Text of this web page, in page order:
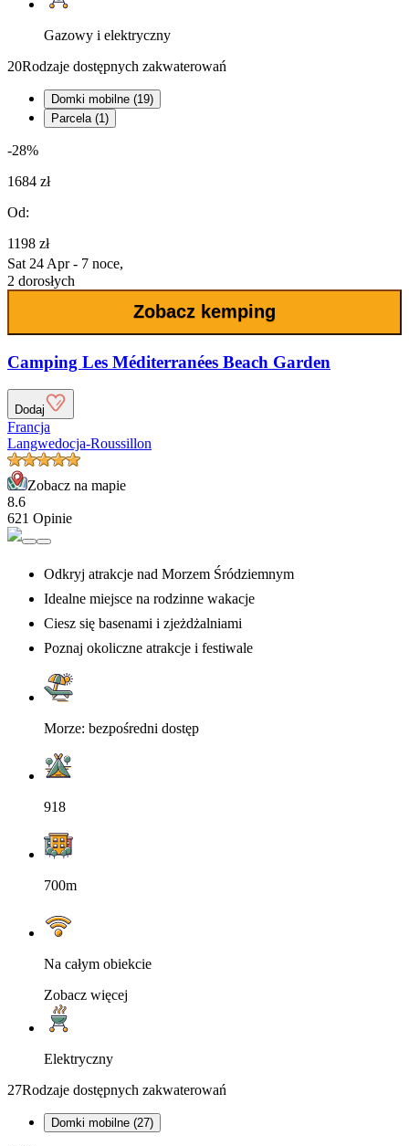
Gazowy i elektryczny
20Rodzaje dostępnych zakwaterowań
Domki mobilne (19)
Parcela (1)
-28%
1684 zł
Od:
1198 zł
Sat 24 Apr - 7 noce,
2 dorosłych
Zobacz kemping
Camping Les Méditerranées Beach Garden
Dodaj
Francja
Langwedocja-Roussillon
Zobacz na mapie
8.6
621 Opinie
Odkryj atrakcje nad Morzem Śródziemnym
Idealne miejsce na rodzinne wakacje
Ciesz się basenami i zjeżdżalniami
Poznaj okoliczne atrakcje i festiwale
Morze: bezpośredni dostęp
918
700m
Na całym obiekcie
Zobacz więcej
Elektryczny
27Rodzaje dostępnych zakwaterowań
Domki mobilne (27)